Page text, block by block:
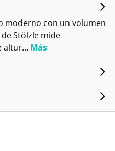
moderno con un volumen
Stölzle mide
altur… Más